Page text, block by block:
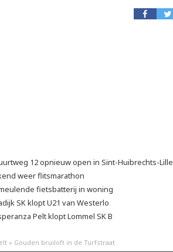
12 opnieuw open in Sint-Huibrechts-Lille
weer flitsmarathon
fietsbatterij in woning
SK klopt U21 van Westerlo
Pelt klopt Lommel SK B
» Gouden bruiloft in de Turfstraat